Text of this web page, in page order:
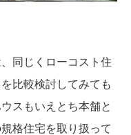
同じくローコスト住
比較検討してみても
スもいえとち本舗と
格住宅を取り扱って